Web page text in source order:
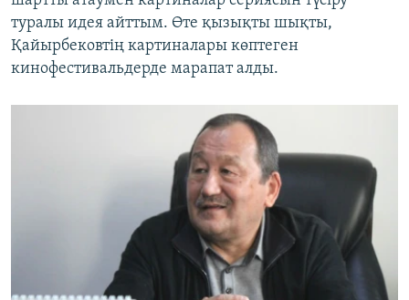
туралы идея айттым. Өте қызықты шықты,
Қайырбековтің картиналары көптеген
кинофестивальдерде марапат алды.